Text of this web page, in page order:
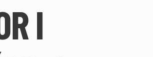
I